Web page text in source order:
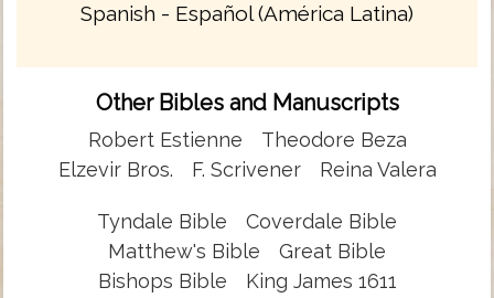
Spanish - Español (América Latina)
Other Bibles and Manuscripts
Robert Estienne
Theodore Beza
Elzevir Bros.
F. Scrivener Reina Valera
Tyndale Bible
Coverdale Bible
Matthew's Bible
Great Bible
Bishops Bible
King James 1611